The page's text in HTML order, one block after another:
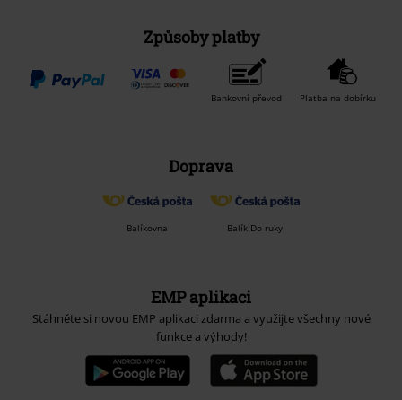
Způsoby platby
Bankovní převod Platba na dobírku
Doprava
Balíkovna Balík Do ruky
EMP aplikaci
Stáhněte si novou EMP aplikaci zdarma a využijte všechny nové
funkce a výhody!